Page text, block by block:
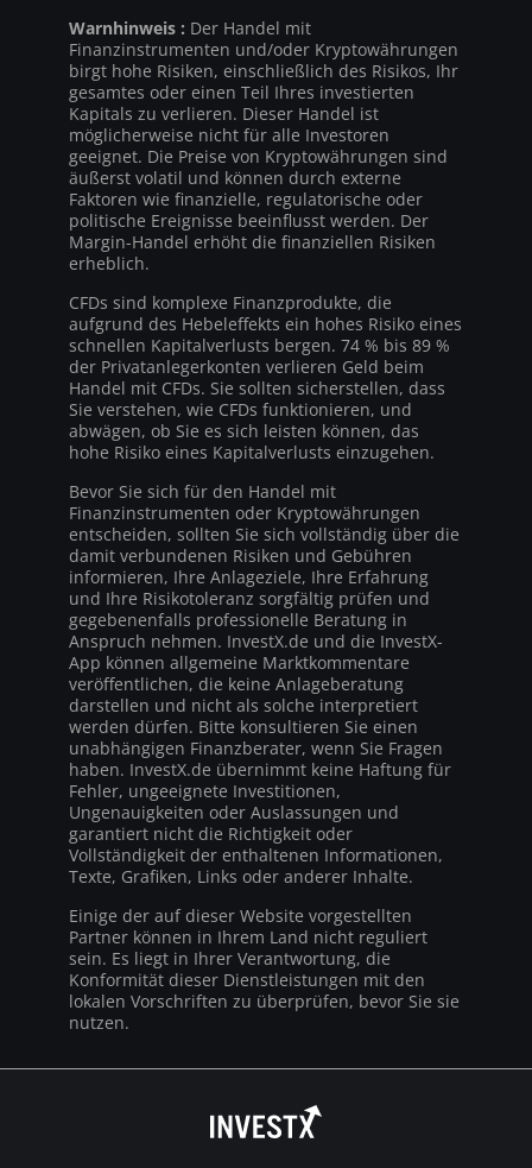
Warnhinweis : Der Handel mit
Finanzinstrumenten und/oder Kryptowährungen
birgt hohe Risiken, einschließlich des Risikos, Ihr
gesamtes oder einen Teil Ihres investierten
Kapitals zu verlieren. Dieser Handel ist
möglicherweise nicht für alle Investoren
geeignet. Die Preise von Kryptowährungen sind
äußerst volatil und können durch externe
Faktoren wie finanzielle, regulatorische oder
politische Ereignisse beeinflusst werden. Der
Margin-Handel erhöht die finanziellen Risiken
erheblich.
CFDs sind komplexe Finanzprodukte, die
aufgrund des Hebeleffekts ein hohes Risiko eines
schnellen Kapitalverlusts bergen. 74 % bis 89 %
der Privatanlegerkonten verlieren Geld beim
Handel mit CFDs. Sie sollten sicherstellen, dass
Sie verstehen, wie CFDs funktionieren, und
abwägen, ob Sie es sich leisten können, das
hohe Risiko eines Kapitalverlusts einzugehen.
Bevor Sie sich für den Handel mit
Finanzinstrumenten oder Kryptowährungen
entscheiden, sollten Sie sich vollständig über die
damit verbundenen Risiken und Gebühren
informieren, Ihre Anlageziele, Ihre Erfahrung
und Ihre Risikotoleranz sorgfältig prüfen und
gegebenenfalls professionelle Beratung in
Anspruch nehmen. InvestX.de und die InvestX-
App können allgemeine Marktkommentare
veröffentlichen, die keine Anlageberatung
darstellen und nicht als solche interpretiert
werden dürfen. Bitte konsultieren Sie einen
unabhängigen Finanzberater, wenn Sie Fragen
haben. InvestX.de übernimmt keine Haftung für
Fehler, ungeeignete Investitionen,
Ungenauigkeiten oder Auslassungen und
garantiert nicht die Richtigkeit oder
Vollständigkeit der enthaltenen Informationen,
Texte, Grafiken, Links oder anderer Inhalte.
Einige der auf dieser Website vorgestellten
Partner können in Ihrem Land nicht reguliert
sein. Es liegt in Ihrer Verantwortung, die
Konformität dieser Dienstleistungen mit den
lokalen Vorschriften zu überprüfen, bevor Sie sie
nutzen.